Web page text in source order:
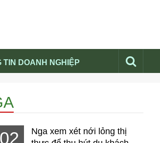
TIN DOANH NGHIỆP
báo nga
tích thị trường Nga 2026
02
Nga xem xét nới lỏng thị